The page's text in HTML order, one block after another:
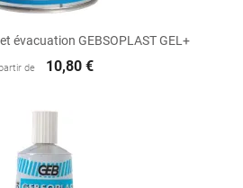
évacuation GEBSOPLAST GEL+
de 10,80 €